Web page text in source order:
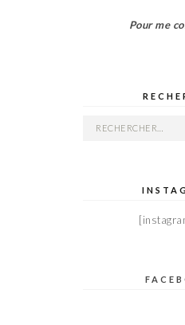
Pour me
Rechercher :